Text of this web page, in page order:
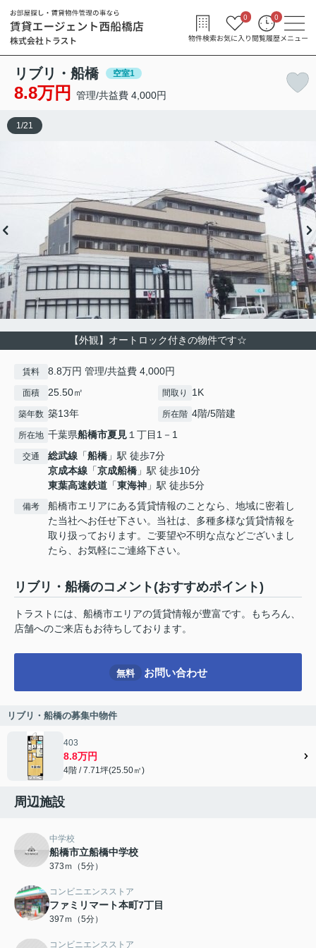
物件検索お気に入り
0
閲覧履歴
0
メニュー
リブリ・船橋 空室1
8.8万円 管理/共益費 4,000円
【外観】オートロック付きの物件です☆
1/21
賃料 8.8万円 管理/共益費 4,000円
面積 25.50㎡ 間取り 1K
築年数 築13年 所在階 4階/5階建
所在地 千葉県船橋市夏見１丁目1－1
交通 総武線 「船橋 」駅 徒歩7分
京成本線 「京成船橋 」駅 徒歩10分
東葉高速鉄道 「東海神 」駅 徒歩5分
備考
船橋市エリアにある賃貸情報のことなら、地域に密着し
た当社へお任せ下さい。当社は、多種多様な賃貸情報を
取り扱っております。ご要望や不明な点などございまし
たら、お気軽にご連絡下さい。
リブリ・船橋のコメント(おすすめポイント)
トラストには、船橋市エリアの賃貸情報が豊富です。もちろん、
店舗へのご来店もお待ちしております。
無料 お問い合わせ
リブリ・船橋の募集中物件
403
8.8万円
4階 / 7.71坪(25.50㎡)
周辺施設
中学校
船橋市立船橋中学校
373ｍ（5分）
コンビニエンスストア
ファミリマート本町7丁目
397ｍ（5分）
コンビニエンスストア